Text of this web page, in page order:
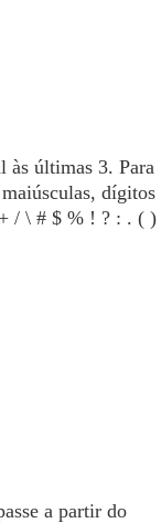
3. Para
dígitos
/ \ # $ % ! ? : . ( )
a partir do